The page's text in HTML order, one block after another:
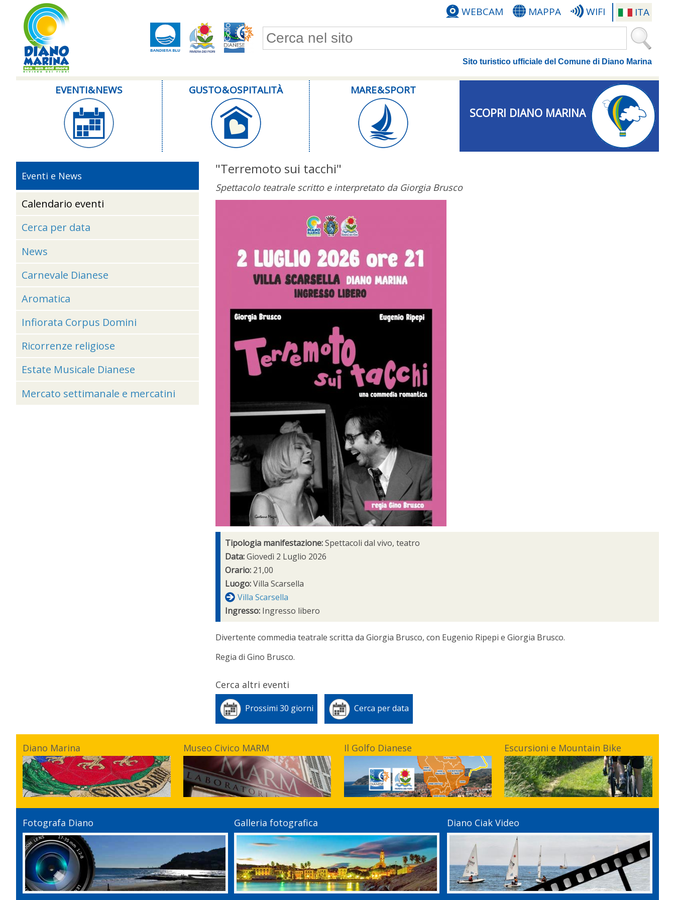
ITA
WEBCAM MAPPA WIFI
Form di ricerca
Sito turistico ufficiale del Comune di Diano Marina
EVENTI & NEWS GUSTO & OSPITALITÀ MARE & SPORT
SCOPRI DIANO MARINA
"Terremoto sui tacchi"
Spettacolo teatrale scritto e interpretato da Giorgia Brusco
Tipologia manifestazione:Spettacoli dal vivo, teatro
Data:Giovedì 2 Luglio 2026
Orario: 21,00
Luogo:Villa Scarsella
Villa Scarsella
Ingresso: Ingresso libero
Divertente commedia teatrale scritta da Giorgia Brusco, con Eugenio Ripepi e Giorgia Brusco.
Regia di Gino Brusco.
Cerca altri eventi
Prossimi 30 giorni Cerca per data
Eventi e News
Calendario eventi
Cerca per data
News
Carnevale Dianese
Aromatica
Infiorata Corpus Domini
Ricorrenze religiose
Estate Musicale Dianese
Mercato settimanale e mercatini
Diano Marina Museo Civico MARM Il Golfo Dianese Escursioni e Mountain Bike
Fotografa Diano Galleria fotografica Diano Ciak Video